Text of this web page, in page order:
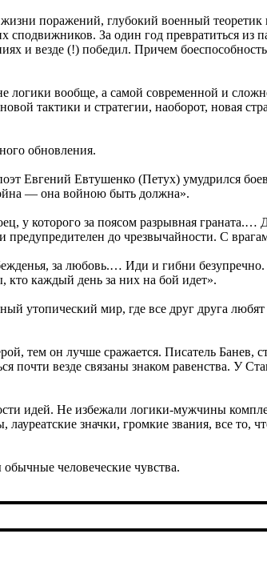
поражений, глубокий военный теоретик
За один год превратиться из
и везде (!) победил. Причем
логики вообще, а самой современной и
тактики и стратегии, наоборот, новая
обновления.
Евгений Евтушенко (Петух) умудрился
— она войною быть должна».
у которого за поясом разрывная граната.…
предупредителен до чрезвычайности. С
за любовь.… Иди и гибни
каждый день за них на бой идет».
утопический мир, где все друг друга
тем он лучше сражается. Писатель Банев,
везде связаны знаком равенства. У
идей. Не избежали логики-мужчины
значки, громкие звания, все то,
человеческие чувства.